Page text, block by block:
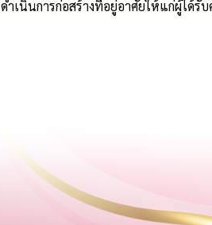
ดำเนินการก่อสร้างที่อยู่อาศัยให้แก่ผู้ได้